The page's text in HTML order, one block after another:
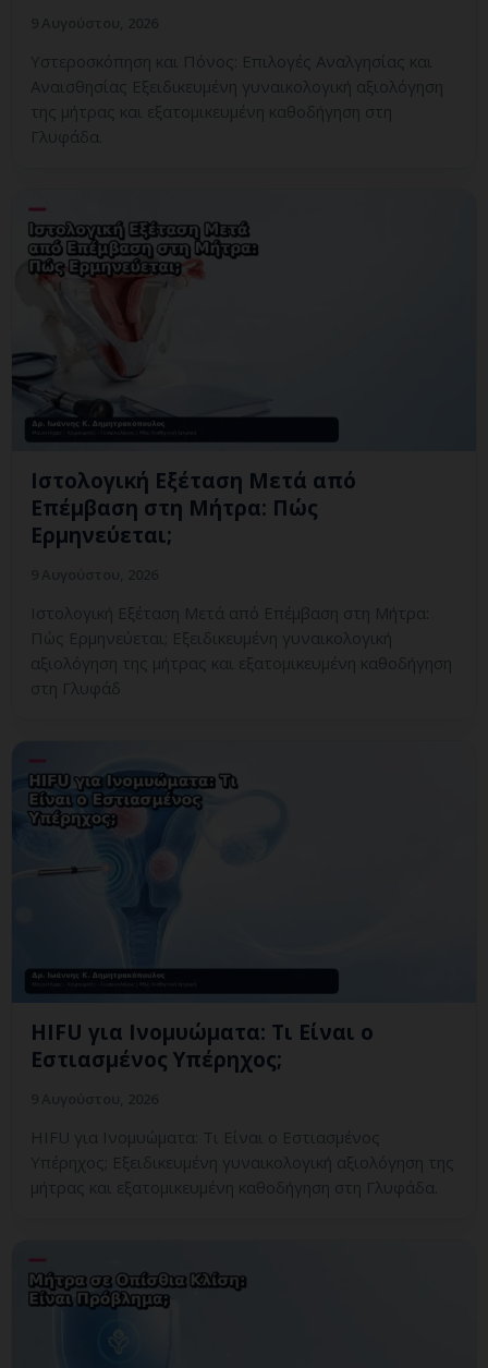
Υστεροσκόπηση και Πόνος: Επιλογές Αναλγησίας και
Αναισθησίας Εξειδικευμένη γυναικολογική αξιολόγηση
της μήτρας και εξατομικευμένη καθοδήγηση στη
Γλυφάδα.
Ιστολογική Εξέταση Μετά από
Επέμβαση στη Μήτρα: Πώς
Ερμηνεύεται;
Ιστολογική Εξέταση Μετά από Επέμβαση στη Μήτρα:
Πώς Ερμηνεύεται; Εξειδικευμένη γυναικολογική
αξιολόγηση της μήτρας και εξατομικευμένη καθοδήγηση
στη Γλυφάδ
HIFU για Ινομυώματα: Τι Είναι ο
Εστιασμένος Υπέρηχος;
HIFU για Ινομυώματα: Τι Είναι ο Εστιασμένος
Υπέρηχος; Εξειδικευμένη γυναικολογική αξιολόγηση της
μήτρας και εξατομικευμένη καθοδήγηση στη Γλυφάδα.